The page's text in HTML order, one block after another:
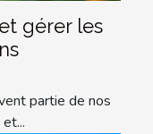
gérer les
partie de nos